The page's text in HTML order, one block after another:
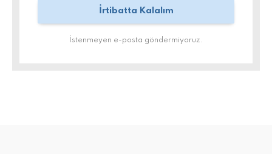
İstenmeyen e-posta göndermiyoruz.